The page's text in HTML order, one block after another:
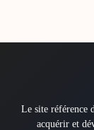
Le site référence
acquérir et